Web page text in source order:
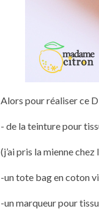
Alors pour réaliser ce
- de la teinture pour
(j’ai pris la mienne
-un tote bag en coton
-un marqueur pour